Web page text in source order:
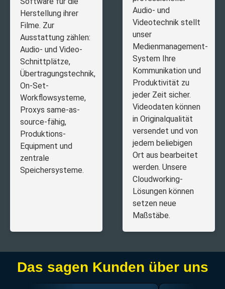
Herstellung ihrer
Filme. Zur
Ausstattung zählen:
Audio- und Video-
Schnittplätze,
Übertragungstechnik,
On-Set-
Workflowsysteme,
Proxys same-as-
source-fähig,
Produktions-
Equipment und
zentrale
Speichersysteme.
Audio- und
Videotechnik stellt
unser
Medienmanagement-
System Ihre
Kommunikation und
Produktivität zu
jeder Zeit sicher.
Videodaten können
in Originalqualität
versendet und von
jedem beliebigen
Ort aus bearbeitet
werden. Unsere
Cloudworking-
Lösungen können
setzen neue
Maßstäbe.
Das sagen Kunden über uns